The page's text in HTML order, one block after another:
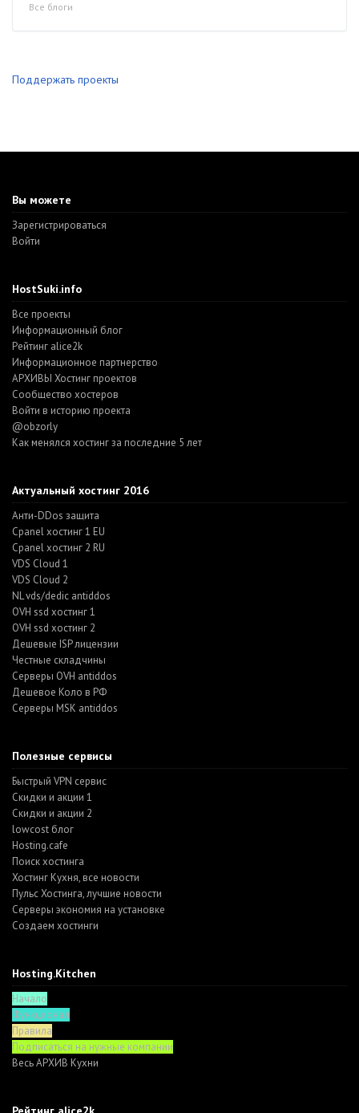
Все блоги
Поддержать проекты
Вы можете
Зарегистрироваться
Войти
HostSuki.info
Все проекты
Информационный блог
Рейтинг alice2k
Информационное партнерство
АРХИВЫ Хостинг проектов
Cообщество хостеров
Войти в историю проекта
@obzorly
Как менялся хостинг за последние 5 лет
Актуальный хостинг 2016
Анти-DDos защита
Cpanel хостинг 1 EU
Cpanel хостинг 2 RU
VDS Cloud 1
VDS Cloud 2
NL vds/dedic antiddos
OVH ssd хостинг 1
OVH ssd хостинг 2
Дешевые ISP лицензии
Честные складчины
Серверы OVH antiddos
Дешевое Коло в РФ
Серверы MSK antiddos
Полезные сервисы
Быстрый VPN сервис
Скидки и акции 1
Скидки и акции 2
lowcost блог
Hosting.cafe
Поиск хостинга
Хостинг Кухня, все новости
Пульс Хостинга, лучшие новости
Серверы экономия на установке
Создаем хостинги
Hosting.Kitchen
Начало
Функционал
Правила
Подписаться на нужные компании
Весь АРХИВ Кухни